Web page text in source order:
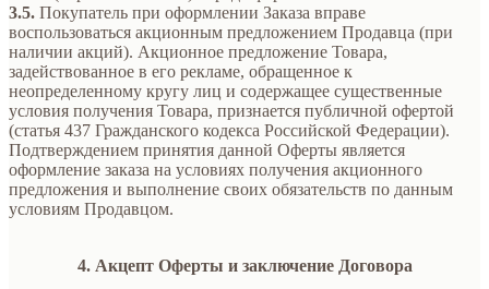
3.5. Покупатель при оформлении Заказа вправе
воспользоваться акционным предложением Продавца (при
наличии акций). Акционное предложение Товара,
задействованное в его рекламе, обращенное к
неопределенному кругу лиц и содержащее существенные
условия получения Товара, признается публичной офертой
(статья 437 Гражданского кодекса Российской Федерации).
Подтверждением принятия данной Оферты является
оформление заказа на условиях получения акционного
предложения и выполнение своих обязательств по данным
условиям Продавцом.
4. Акцепт Оферты и заключение Договора